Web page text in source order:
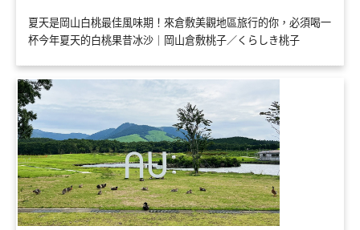
夏天是岡山白桃最佳風味期！來倉敷美觀地區旅行的你，必須喝一
杯今年夏天的白桃果昔冰沙｜岡山倉敷桃子／くらしき桃子